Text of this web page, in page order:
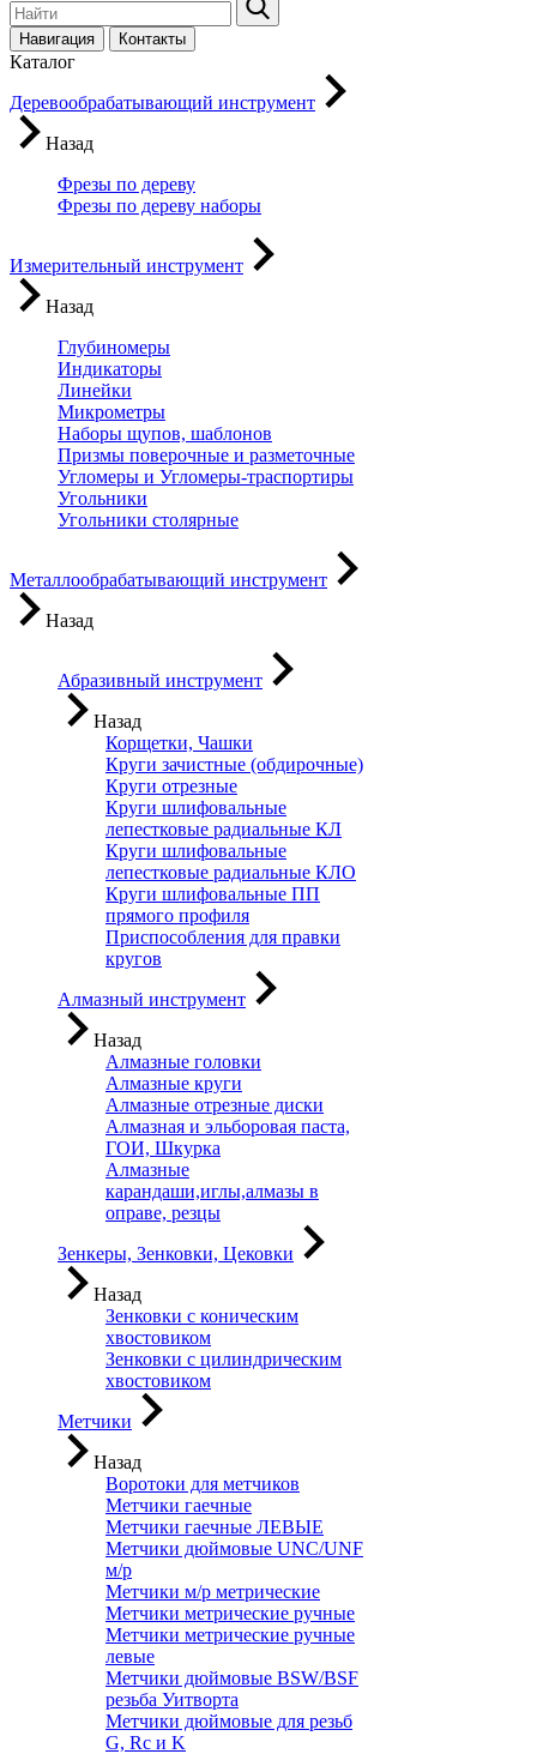
Навигация Контакты
Каталог
Деревообрабатывающий инструмент
Назад
Фрезы по дереву
Фрезы по дереву наборы
Измерительный инструмент
Назад
Глубиномеры
Индикаторы
Линейки
Микрометры
Наборы щупов, шаблонов
Призмы поверочные и разметочные
Угломеры и Угломеры-траспортиры
Угольники
Угольники столярные
Металлообрабатывающий инструмент
Назад
Абразивный инструмент
Назад
Корщетки, Чашки
Круги зачистные (обдирочные)
Круги отрезные
Круги шлифовальные
лепестковые радиальные КЛ
Круги шлифовальные
лепестковые радиальные КЛО
Круги шлифовальные ПП
прямого профиля
Приспособления для правки
кругов
Алмазный инструмент
Назад
Алмазные головки
Алмазные круги
Алмазные отрезные диски
Алмазная и эльборовая паста,
ГОИ, Шкурка
Алмазные
карандаши,иглы,алмазы в
оправе, резцы
Зенкеры, Зенковки, Цековки
Назад
Зенковки с коническим
хвостовиком
Зенковки с цилиндрическим
хвостовиком
Метчики
Назад
Воротоки для метчиков
Метчики гаечные
Метчики гаечные ЛЕВЫЕ
Метчики дюймовые UNC/UNF
м/р
Метчики м/р метрические
Метчики метрические ручные
Метчики метрические ручные
левые
Метчики дюймовые BSW/BSF
резьба Уитворта
Метчики дюймовые для резьб
G, Rc и K